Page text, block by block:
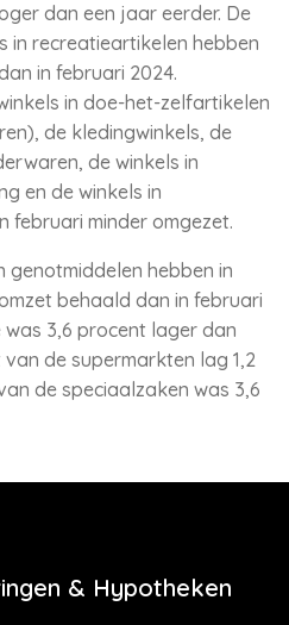
dan een jaar eerder. De
in recreatieartikelen hebben
in februari 2024.
in doe-het-zelfartikelen
de kledingwinkels, de
de winkels in
en de winkels in
februari minder omgezet.
genotmiddelen hebben in
behaald dan in februari
3,6 procent lager dan
de supermarkten lag 1,2
de speciaalzaken was 3,6
& Hypotheken